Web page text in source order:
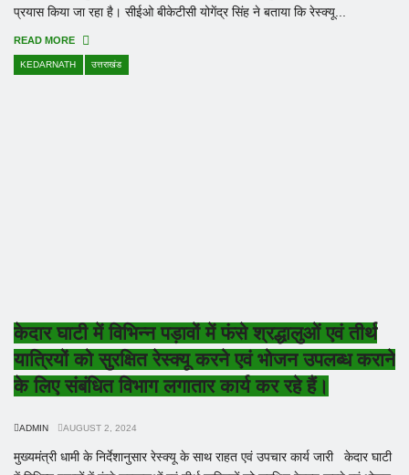
प्रयास किया जा रहा है। सीईओ बीकेटीसी योगेंद्र सिंह ने बताया कि रेस्क्यू...
READ MORE
KEDARNATH उत्तराखंड
केदार घाटी में विभिन्न पड़ावों में फंसे श्रद्धालुओं एवं तीर्थ
यात्रियों को सुरक्षित रेस्क्यू करने एवं भोजन उपलब्ध कराने
के लिए संबंधित विभाग लगातार कार्य कर रहे हैं।
ADMIN AUGUST 2, 2024
मुख्यमंत्री धामी के निर्देशानुसार रेस्क्यू के साथ राहत एवं उपचार कार्य जारी केदार घाटी